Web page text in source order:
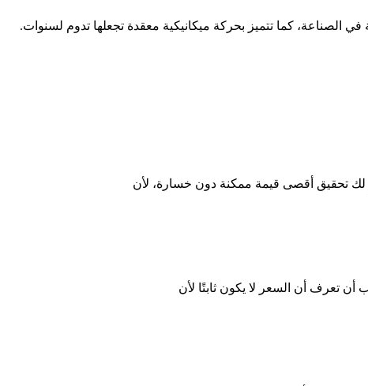
الصناعة، كما تتميز بحركة ميكانيكية معقدة تجعلها تدوم لسنوات.
تحقيق أقصى قيمة ممكنة دون خسارة، لأن
تعرف أن السعر لا يكون ثابتًا لأن